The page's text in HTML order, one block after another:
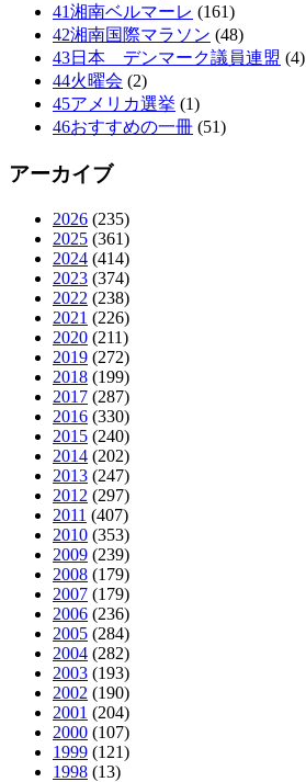
41湘南ベルマーレ (161)
42湘南国際マラソン (48)
43日本 デンマーク議員連盟 (4)
44火曜会 (2)
45アメリカ選挙 (1)
46おすすめの一冊 (51)
アーカイブ
2026 (235)
2025 (361)
2024 (414)
2023 (374)
2022 (238)
2021 (226)
2020 (211)
2019 (272)
2018 (199)
2017 (287)
2016 (330)
2015 (240)
2014 (202)
2013 (247)
2012 (297)
2011 (407)
2010 (353)
2009 (239)
2008 (179)
2007 (179)
2006 (236)
2005 (284)
2004 (282)
2003 (193)
2002 (190)
2001 (204)
2000 (107)
1999 (121)
1998 (13)